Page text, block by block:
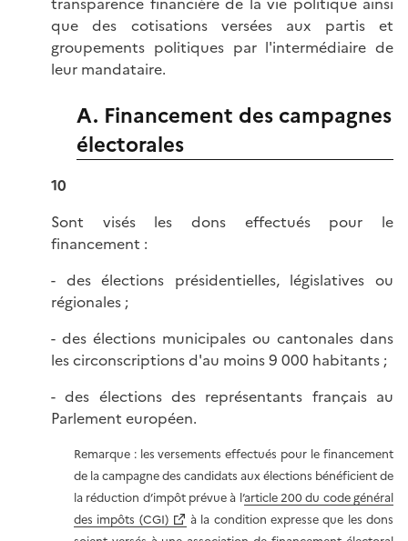
que des cotisations versées aux partis et
groupements politiques par l'intermédiaire de
leur mandataire.
A. Financement des campagnes
électorales
10
Sont visés les dons effectués pour le
financement :
- des élections présidentielles, législatives ou
régionales ;
- des élections municipales ou cantonales dans
les circonscriptions d'au moins 9 000 habitants ;
- des élections des représentants français au
Parlement européen.
Remarque : les versements effectués pour le financement
de la campagne des candidats aux élections bénéficient de
la réduction d’impôt prévue à l’article 200 du code général
des impôts (CGI)
à la condition expresse que les dons